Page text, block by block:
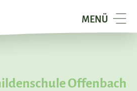
NAVIGATION
MENÜ
Offenbach